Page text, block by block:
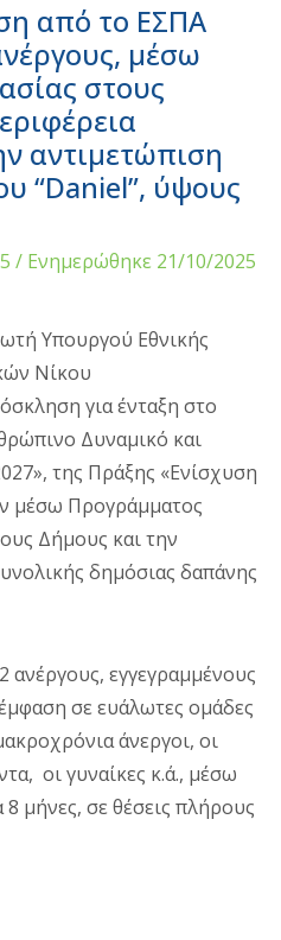
από το ΕΣΠΑ
μέσω
στους
αντιμετώπιση
“Daniel”, ύψους
/ Ενημερώθηκε 21/10/2025
Υπουργού Εθνικής
Νίκου
για ένταξη στο
Δυναμικό και
της Πράξης «Ενίσχυση
μέσω Προγράμματος
Δήμους και την
δημόσιας δαπάνης
εγγεγραμμένους
σε ευάλωτες ομάδες
άνεργοι, οι
οι γυναίκες κ.ά., μέσω
μήνες, σε θέσεις πλήρους